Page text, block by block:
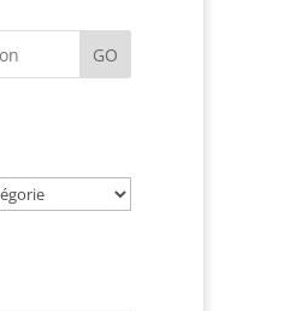
GO